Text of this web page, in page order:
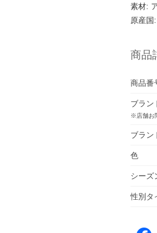
素材:
原産国
商品
商品番
ブラン
※店舗お
ブラン
色
シーズ
性別タ